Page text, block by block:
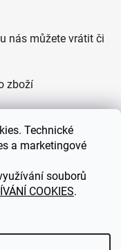
Technické
a marketingové
souborů
COOKIES.
nás můžete vrátit či
zboží
od 9.00 do 18.00